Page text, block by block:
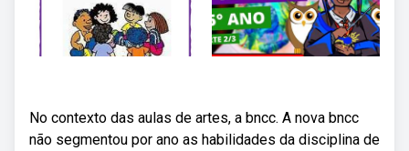
No contexto das aulas de artes, a bncc. A nova bncc
não segmentou por ano as habilidades da disciplina de